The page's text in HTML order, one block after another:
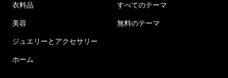
衣料品
美容
ジュエリーとアクセサリー
ホーム
すべてのテーマ
無料のテーマ